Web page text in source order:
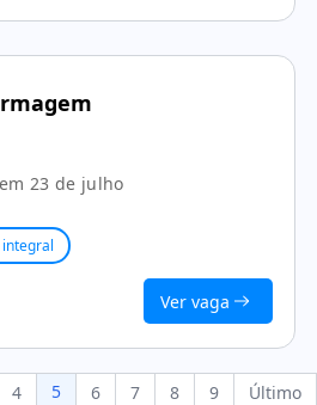
23 de julho
Ver vaga
4 5 6 7 8 9 Último